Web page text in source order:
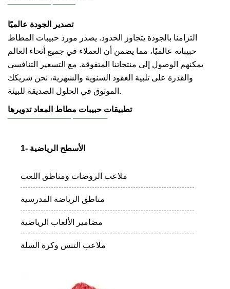
تصدير الجودة عالميًا
التزامنا بالجودة يتجاوز الحدود. يصدر مورد حبيبات المطاط
حبيباته عالميًا، مما يضمن أن العملاء في جميع أنحاء العالم
يمكنهم الوصول إلى منتجاتنا المتفوقة. مع التسعير التنافسي
والقدرة على تلبية العقود السنوية والشهرية، نحن شريكك
الموثوق في الحلول الصديقة للبيئة.
تطبيقات حبيبات مطاط المعاد تدويرها
1- الأسطح الرياضية
ملاعب الروضات ومناطق اللعب
مناطق الرياضة المدرسية
مضامير الألعاب الرياضية
ملاعب التنس وكرة السلة